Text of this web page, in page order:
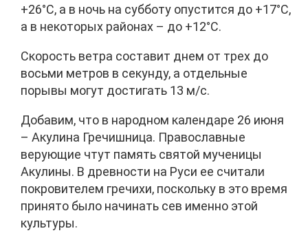
+26°С, а в ночь на субботу опустится до +17°С,
а в некоторых районах – до +12°С.
Скорость ветра составит днем от трех до
восьми метров в секунду, а отдельные
порывы могут достигать 13 м/с.
Добавим, что в народном календаре 26 июня
– Акулина Гречишница. Православные
верующие чтут память святой мученицы
Акулины. В древности на Руси ее считали
покровителем гречихи, поскольку в это время
принято было начинать сев именно этой
культуры.